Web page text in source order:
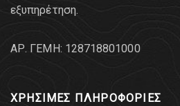
εξυπηρέτηση.
AΡ. ΓΕΜΗ: 128718801000
ΧΡΗΣΙΜΕΣ ΠΛΗΡΟΦΟΡΙΕΣ